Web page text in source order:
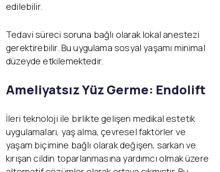
edilebilir.
Tedavi süreci soruna bağlı olarak lokal anestezi
gerektirebilir. Bu uygulama sosyal yaşamı minimal
düzeyde etkilemektedir.
Ameliyatsız Yüz Germe: Endolift
İleri teknoloji ile birlikte gelişen medikal estetik
uygulamaları, yaş alma, çevresel faktörler ve
yaşam biçimine bağlı olarak değişen, sarkan ve
kırışan cildin toparlanmasına yardımcı olmak üzere